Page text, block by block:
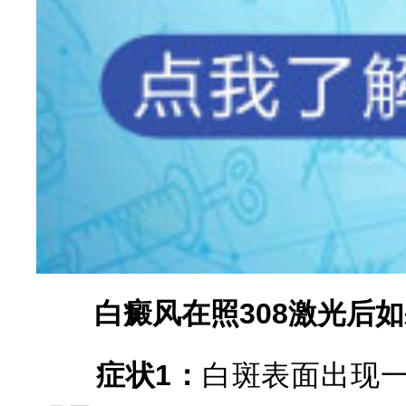
白癜风在照308激光后如
症状1： 白斑表面出现